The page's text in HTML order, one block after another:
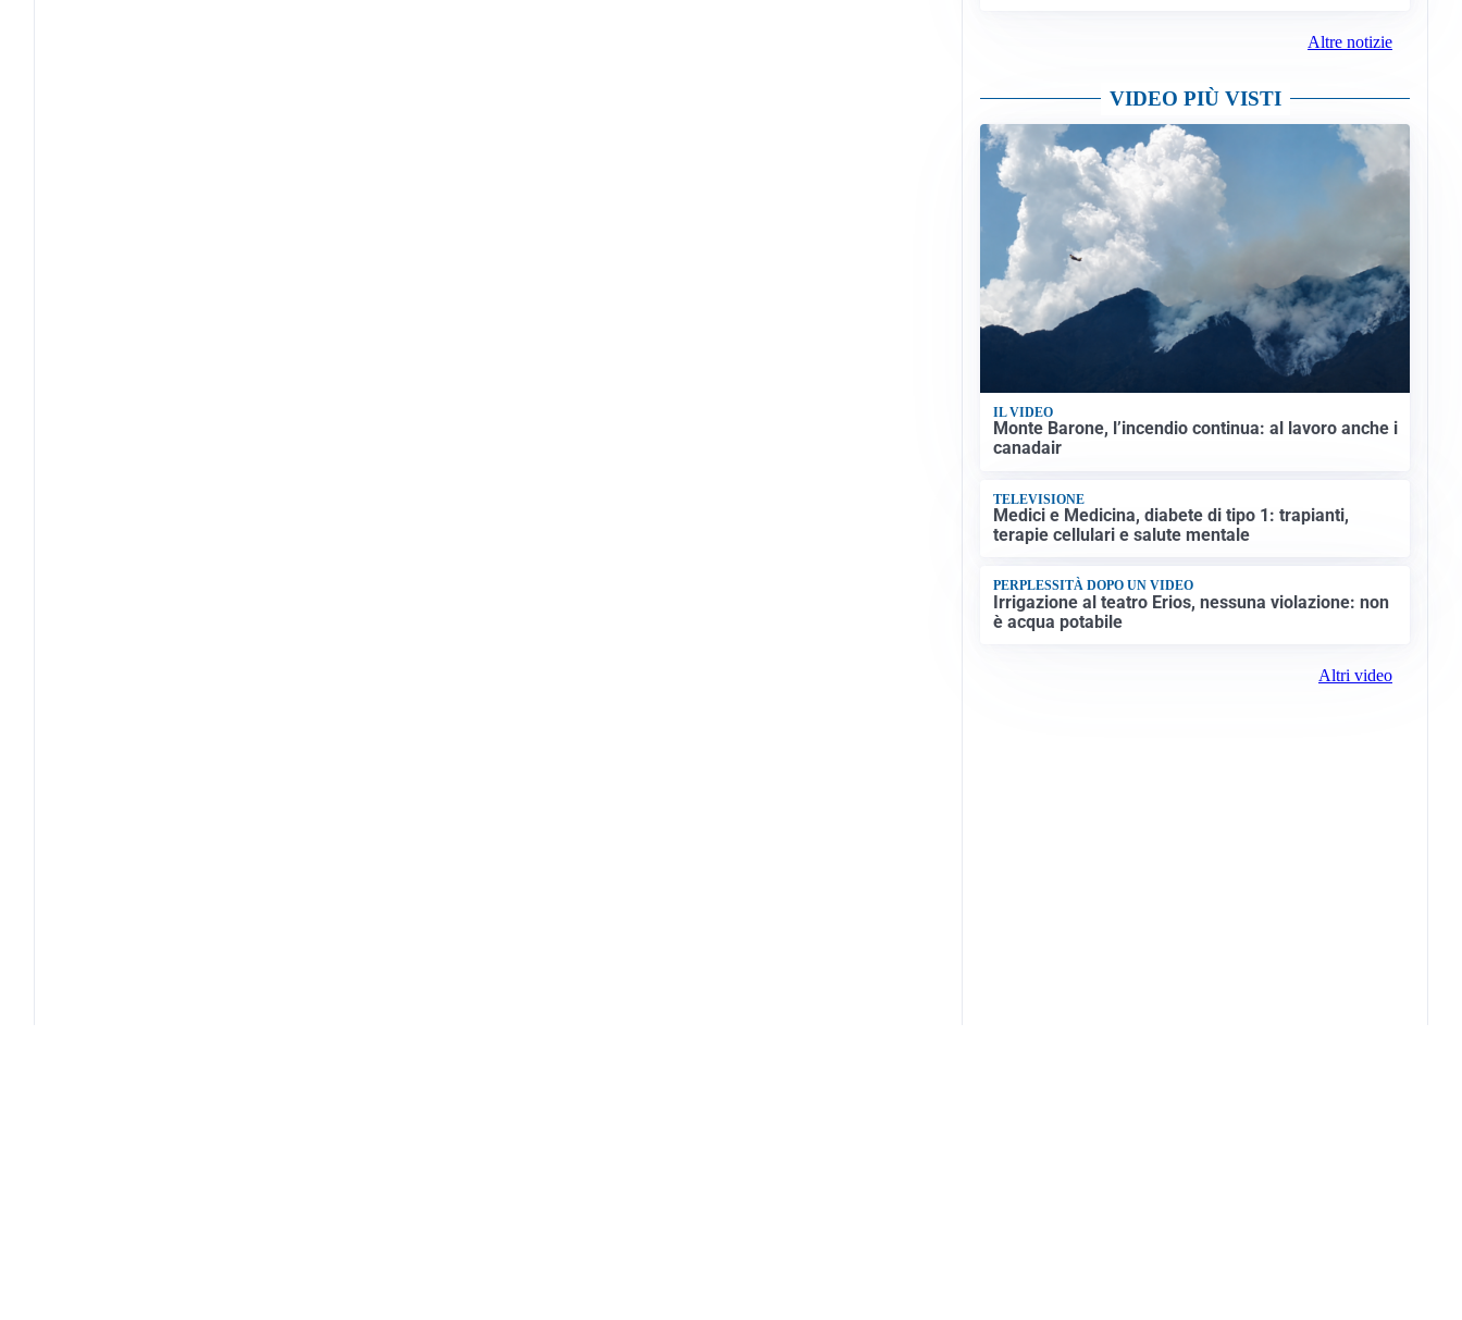
Altre notizie
VIDEO PIÙ VISTI
IL VIDEO
Monte Barone, l’incendio continua: al lavoro anche i
canadair
TELEVISIONE
Medici e Medicina, diabete di tipo 1: trapianti,
terapie cellulari e salute mentale
PERPLESSITÀ DOPO UN VIDEO
Irrigazione al teatro Erios, nessuna violazione: non
è acqua potabile
Altri video